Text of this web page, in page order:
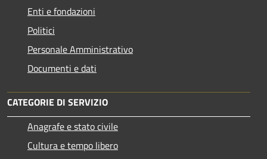
Enti e fondazioni
Politici
Personale Amministrativo
Documenti e dati
CATEGORIE DI SERVIZIO
Anagrafe e stato civile
Cultura e tempo libero